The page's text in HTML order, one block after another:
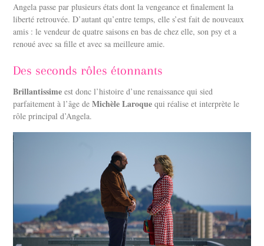
Angela passe par plusieurs états dont la vengeance et finalement la
liberté retrouvée. D’autant qu’entre temps, elle s’est fait de nouveaux
amis : le vendeur de quatre saisons en bas de chez elle, son psy et a
renoué avec sa fille et avec sa meilleure amie.
Des seconds rôles étonnants
Brillantissime est donc l’histoire d’une renaissance qui sied
parfaitement à l’âge deMichèle Laroque qui réalise et interprète le
rôle principal d’Angela.